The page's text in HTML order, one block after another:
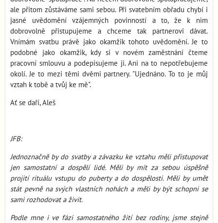
ale přitom zůstáváme sami sebou. Při svatebním obřadu chybí i
jasné uvědomění vzájemných povinností a to, že k nim
dobrovolně přistupujeme a chceme tak partnerovi dávat.
Vnímám svatbu právě jako okamžik tohoto uvědomění. Je to
podobné jako okamžik, kdy si v novém zaměstnání čteme
pracovní smlouvu a podepisujeme ji. Ani na to nepotřebujeme
okolí. Je to mezi těmi dvěmi partnery. "Ujednáno. To to je můj
vztah k tobě a tvůj ke mě".
Ať se daří, Aleš
JFB:
Jednoznačně by do svatby a závazku ke vztahu měli přistupovat
jen samostatní a dospělí lidé. Měli by mít za sebou úspěšně
projití rituálu vstupu do puberty a do dospělosti. Měli by umět
stát pevně na svých vlastních nohách a měli by být schopni se
sami rozhodovat a živit.
Podle mne i ve fázi samostatného žití bez rodiny, jsme stejně